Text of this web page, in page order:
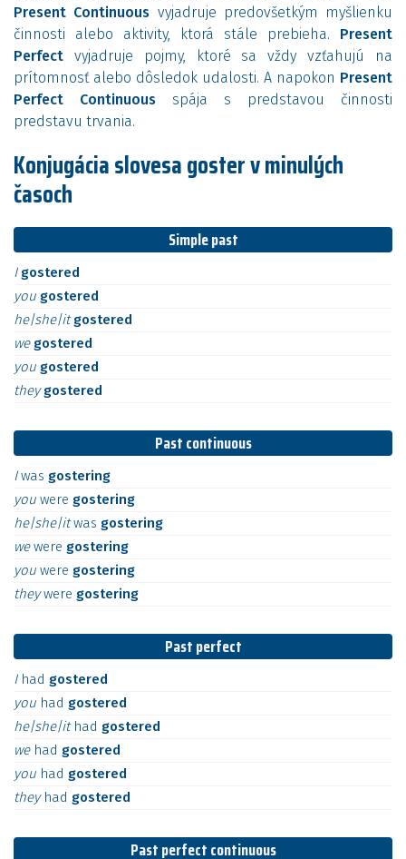
Present Continuous vyjadruje predovšetkým myšlienku
činnosti alebo aktivity, ktorá stále prebieha. Present
Perfect vyjadruje pojmy, ktoré sa vždy vzťahujú na
prítomnosť alebo dôsledok udalosti. A napokon Present
Perfect Continuous spája s predstavou činnosti
predstavu trvania.
Konjugácia slovesa goster v minulých
časoch
Simple past
I gostered
you gostered
he|she|itgostered
we gostered
you gostered
theygostered
Past continuous
Iwas gostering
you were gostering
he|she|itwas gostering
wewere gostering
you were gostering
theywere gostering
Past perfect
I had gostered
you had gostered
he|she|it had gostered
we had gostered
you had gostered
they had gostered
Past perfect continuous